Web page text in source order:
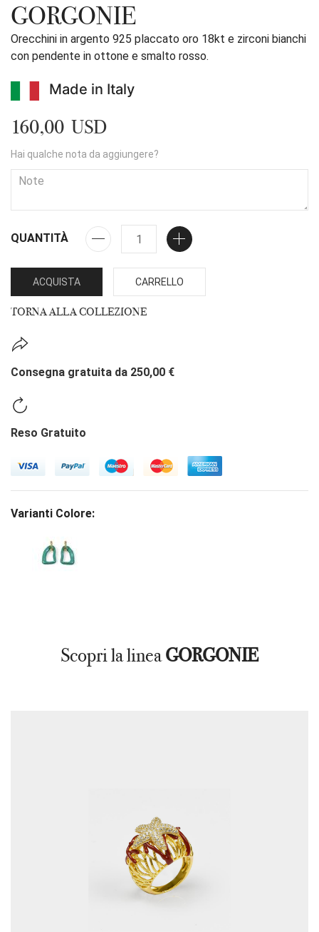
GORGONIE
Orecchini in argento 925 placcato oro 18kt e zirconi bianchi
con pendente in ottone e smalto rosso.
Made in Italy
160,00 USD
Hai qualche nota da aggiungere?
QUANTITÀ
ACQUISTA CARRELLO
TORNA ALLA COLLEZIONE
Consegna gratuita da 250,00 €
Reso Gratuito
Varianti Colore:
Scopri la lineaGORGONIE